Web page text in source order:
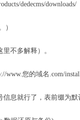
dedecms/downloads/
）
不多解释）。
www.您的域名.com/
息就行了，表前缀为默